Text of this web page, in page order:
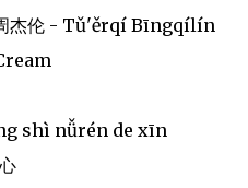
杰伦 - Tǔ'ěrqí Bīngqílín
shì nǚrén de xīn